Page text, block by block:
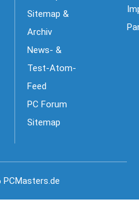
Sitemap &
Archiv
News- &
Test-Atom-
Feed
PC Forum
Sitemap